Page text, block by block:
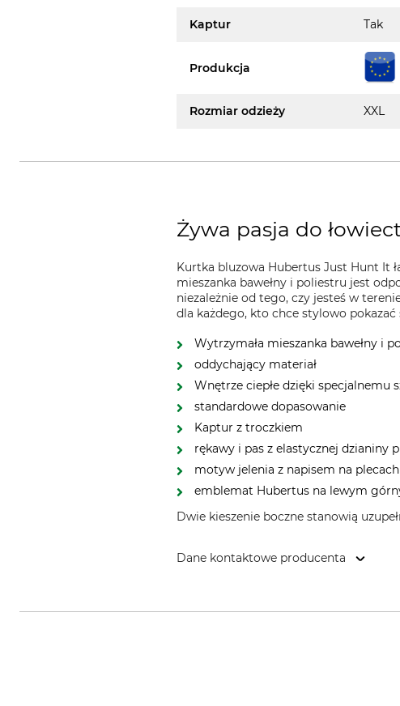
Kaptur Tak
Produkcja
Rozmiar odzieży XXL
Żywa pasja do
Kurtka bluzowa Hubertus Just Hunt It
mieszanka bawełny i poliestru jest
niezależnie od tego, czy jesteś w
dla każdego, kto chce stylowo
Wytrzymała mieszanka bawełny i
oddychający materiał
Wnętrze ciepłe dzięki specjalnemu
standardowe dopasowanie
Kaptur z troczkiem
rękawy i pas z elastycznej dzianiny
motyw jelenia z napisem na plecach
emblemat Hubertus na lewym
Dwie kieszenie boczne stanowią
Dane kontaktowe producenta